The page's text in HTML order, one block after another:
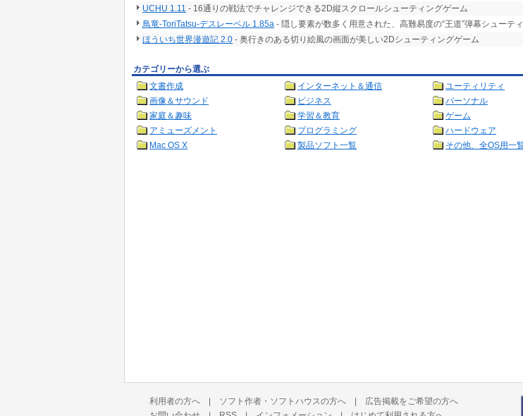
UCHU 1.11 - 16通りの戦法でチャレンジできる2D縦スクロールシューティングゲーム
鳥竜-ToriTatsu-デスレーベル 1.85a - 隠し要素が数多く用意された、高難易度の“王道”弾幕シューテ
ほういち世界漫遊記 2.0 - 奥行きのある切り絵風の画面が美しい2Dシューティングゲーム
カテゴリーから選ぶ
文書作成
インターネット＆通信
ユーティリティ
画像＆サウンド
ビジネス
パーソナル
家庭＆趣味
学習＆教育
ゲーム
アミューズメント
プログラミング
ハードウェア
Mac OS X
製品ソフト一覧 その他、全OS用一
利用者の方へ | ソフト作者・ソフトハウスの方へ | 広告掲載をご希望の方へ